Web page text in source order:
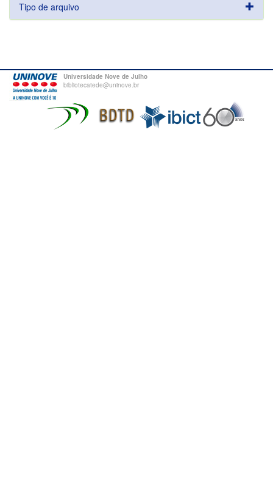
Tipo de arquivo
Universidade Nove de Julho
bibliotecatede@uninove.br